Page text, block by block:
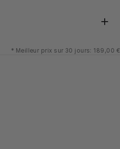
* Meilleur prix sur 30 jours: 189,00 €